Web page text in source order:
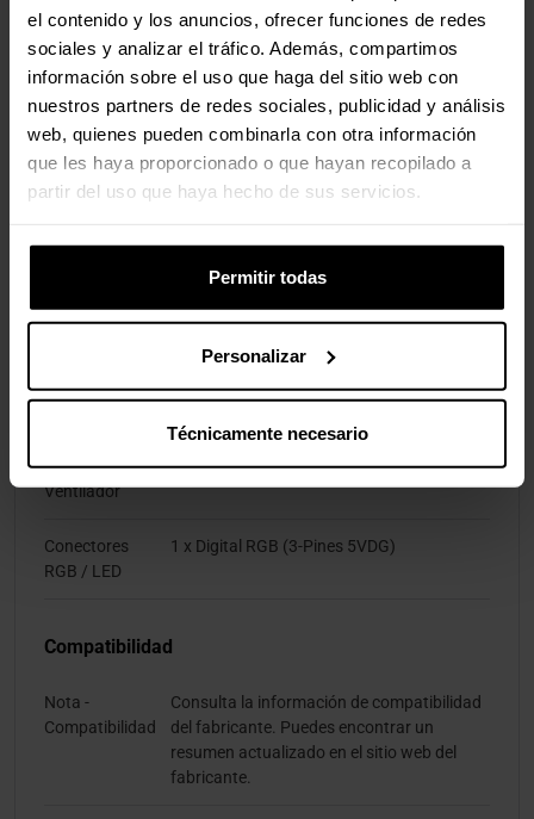
el contenido y los anuncios, ofrecer funciones de redes
sociales y analizar el tráfico. Además, compartimos
información sobre el uso que haga del sitio web con
nuestros partners de redes sociales, publicidad y análisis
web, quienes pueden combinarla con otra información
que les haya proporcionado o que hayan recopilado a
partir del uso que haya hecho de sus servicios.
Permitir todas
Personalizar
Técnicamente necesario
Ventilador
Presión
Estática
Máxima
6,9 mmH2O
Especificaciones Energéticas
Conectores de
Ventilador
4 pines (PWM)
Conectores
RGB / LED
1 x Digital RGB (3-Pines 5VDG)
Compatibilidad
Nota -
Compatibilidad
Consulta la información de compatibilidad
del fabricante. Puedes encontrar un
resumen actualizado en el sitio web del
fabricante.